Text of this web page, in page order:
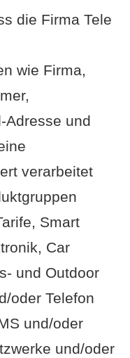
die Firma Tele
wie Firma,
Adresse und
verarbeitet
Smart
Car
und Outdoor
oder Telefon
und/oder
und/oder